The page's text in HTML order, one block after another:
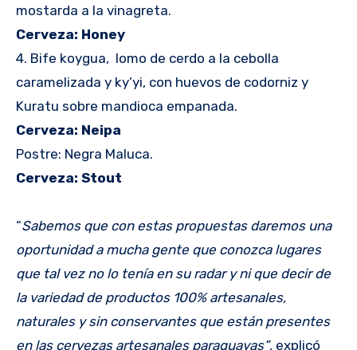
mostarda a la vinagreta.
Cerveza: Honey
4. Bife koygua, lomo de cerdo a la cebolla
caramelizada y ky’yi, con huevos de codorniz y
Kuratu sobre mandioca empanada.
Cerveza: Neipa
Postre: Negra Maluca.
Cerveza: Stout
“Sabemos que con estas propuestas daremos una
oportunidad a mucha gente que conozca lugares
que tal vez no lo tenía en su radar y ni que decir de
la variedad de productos 100% artesanales,
naturales y sin conservantes que están presentes
en las cervezas artesanales paraguayas”, explicó